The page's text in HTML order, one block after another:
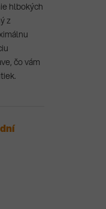
hlbokých
z
čo vám